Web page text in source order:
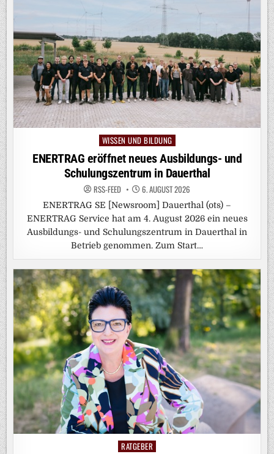
Posted
in
WISSEN UND BILDUNG
ENERTRAG eröffnet neues Ausbildungs- und
Schulungszentrum in Dauerthal
RSS-FEED 6. AUGUST 2026
ENERTRAG SE [Newsroom] Dauerthal (ots) –
ENERTRAG Service hat am 4. August 2026 ein neues
Ausbildungs- und Schulungszentrum in Dauerthal in
Betrieb genommen. Zum Start…
Posted
RATGEBER